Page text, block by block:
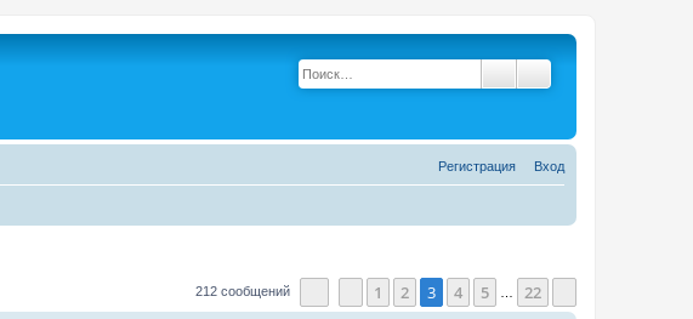
ПоискРасширенный
Вход
Регистрация
212 сообщений Страница3из22
Пред.
1 2 3 4 5 22 След.